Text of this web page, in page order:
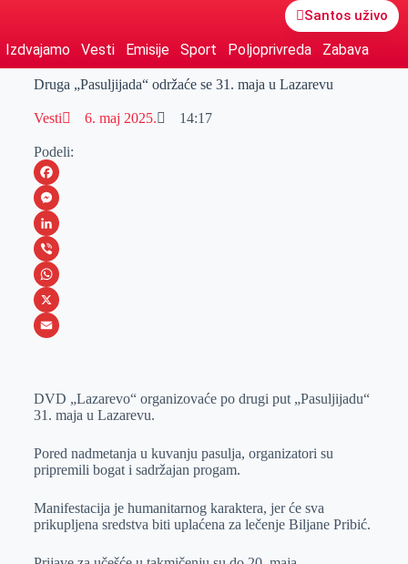
Santos uživo
Izdvajamo Vesti Emisije Sport Poljoprivreda Zabava
Druga „Pasuljijada“ održaće se 31. maja u Lazarevu
Vesti 6. maj 2025. 14:17
Podeli:
F
a
c
e
b
o
M
e
s
s
e
e
L
i
n
k
I
V
i
b
W
h
s
p
p
X
a
l
DVD „Lazarevo“ organizovaće po drugi put „Pasuljijadu“
31. maja u Lazarevu.
Pored nadmetanja u kuvanju pasulja, organizatori su
pripremili bogat i sadržajan progam.
Manifestacija je humanitarnog karaktera, jer će sva
prikupljena sredstva biti uplaćena za lečenje Biljane Pribić.